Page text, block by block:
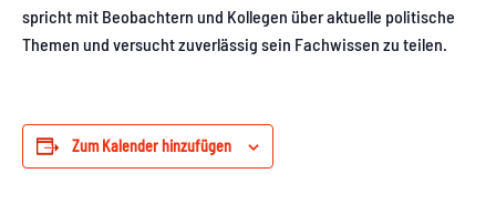
spricht mit Beobachtern und Kollegen über aktuelle politische
Themen und versucht zuverlässig sein Fachwissen zu teilen.
Zum Kalender hinzufügen